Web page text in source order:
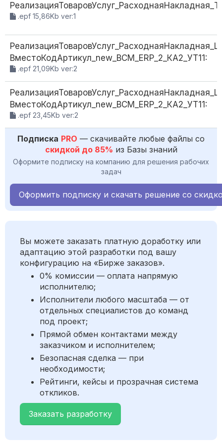
.epf 15,86Kb ver:1
ВместоКодАртикул_new_ВСМ_ERP_2_КА2_УТ11:
.epf 21,09Kb ver:2
ВместоКодАртикул_new_ВСМ_ERP_2_КА2_УТ11:
.epf 23,45Kb ver:2
Подписка PRO — скачивайте любые файлы со
скидкой до 85% из Базы знаний
Оформите подписку на компанию для решения рабочих
задач
Оформить подписку и скачать решение со
Вы можете заказать платную доработку или
адаптацию этой разработки под вашу
конфигурацию на «Бирже заказов».
0% комиссии — оплата напрямую
исполнителю;
Исполнители любого масштаба — от
отдельных специалистов до команд
под проект;
Прямой обмен контактами между
заказчиком и исполнителем;
Безопасная сделка — при
необходимости;
Рейтинги, кейсы и прозрачная система
откликов.
Заказать разработку